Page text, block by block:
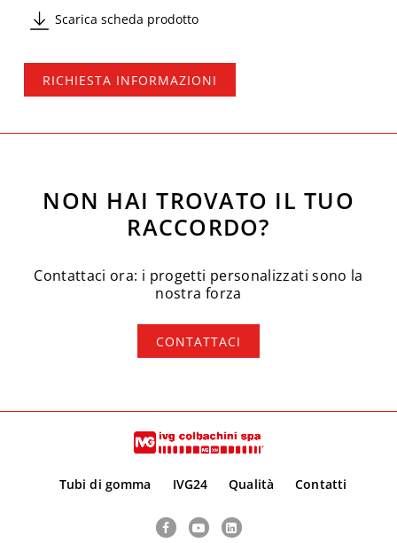
Scarica scheda prodotto
RICHIESTA INFORMAZIONI
NON HAI TROVATO IL TUO
RACCORDO?
Contattaci ora: i progetti personalizzati sono la
nostra forza
CONTATTACI
Tubi di gomma IVG24 Qualità Contatti
FacebookYouTubeLinkedIn